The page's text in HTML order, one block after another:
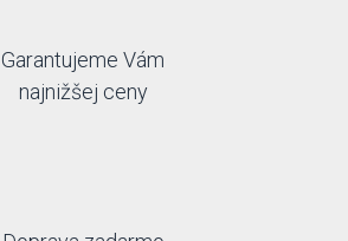
Garantujeme Vám
najnižšej ceny